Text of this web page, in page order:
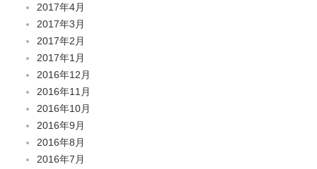
2017年4月
2017年3月
2017年2月
2017年1月
2016年12月
2016年11月
2016年10月
2016年9月
2016年8月
2016年7月